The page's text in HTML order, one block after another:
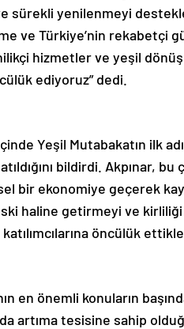
sürekli yenilenmeyi
ve Türkiye’nin rekabetçi
hizmetler ve yeşil
ediyoruz” dedi.
Yeşil Mutabakatın ilk
bildirdi. Akpınar,
bir ekonomiye geçerek
haline getirmeyi ve
öncülük
en önemli konuların
artıma tesisine sahip